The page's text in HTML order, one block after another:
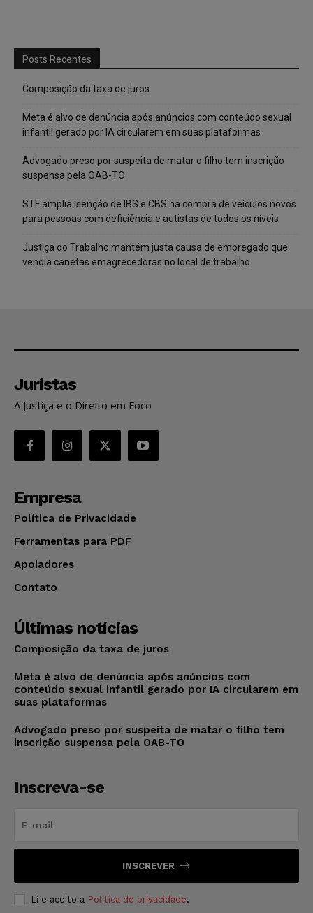
Posts Recentes
Composição da taxa de juros
Meta é alvo de denúncia após anúncios com conteúdo sexual
infantil gerado por IA circularem em suas plataformas
Advogado preso por suspeita de matar o filho tem inscrição
suspensa pela OAB-TO
STF amplia isenção de IBS e CBS na compra de veículos novos
para pessoas com deficiência e autistas de todos os níveis
Justiça do Trabalho mantém justa causa de empregado que
vendia canetas emagrecedoras no local de trabalho
Juristas
A Justiça e o Direito em Foco
Empresa
Política de Privacidade
Ferramentas para PDF
Apoiadores
Contato
Últimas notícias
Composição da taxa de juros
Meta é alvo de denúncia após anúncios com
conteúdo sexual infantil gerado por IA circularem em
suas plataformas
Advogado preso por suspeita de matar o filho tem
inscrição suspensa pela OAB-TO
Inscreva-se
INSCREVER
Li e aceito a Política de privacidade.